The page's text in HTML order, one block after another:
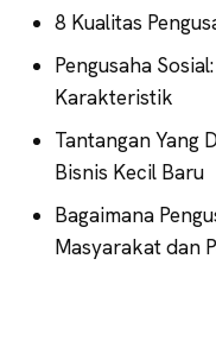
8 Kualitas
Pengusaha
Karakteristik
Tantangan Yang
Bisnis Kecil Baru
Bagaimana
Masyarakat dan